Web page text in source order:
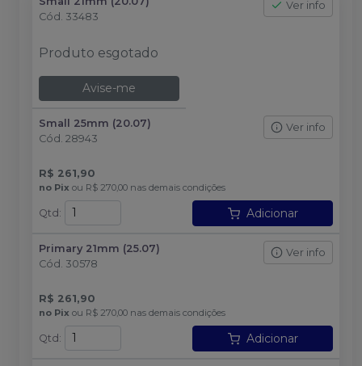
Cód. 33483
Ver info
Produto esgotado
Avise-me
Small 25mm (20.07)
Cód. 28943
Ver info
R$ 261,90
no Pix ou R$ 270,00 nas demais condições
Qtd : Adicionar
Primary 21mm (25.07)
Cód. 30578
Ver info
R$ 261,90
no Pix ou R$ 270,00 nas demais condições
Qtd : Adicionar